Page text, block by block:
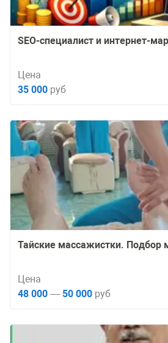
SEO-специалист и интернет-
Цена
35 000 руб
Тайские массажистки. Подбор
Цена
48 000 — 50 000 руб